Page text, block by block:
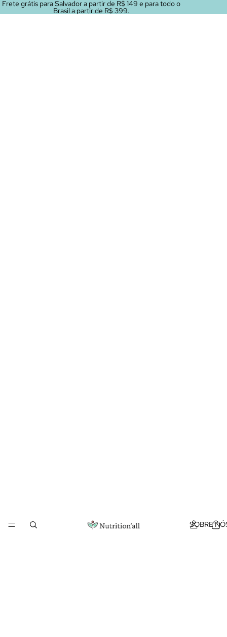
Frete grátis para Salvador a partir de R$ 149 e para todo o
Brasil a partir de R$ 399.
SOBRE